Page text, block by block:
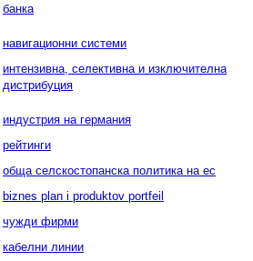
банка
навигационни системи
интензивна, селективна и изключителна
дистрибуция
индустрия на германия
рейтинги
обща селскостопанска политика на ес
biznes plan i produktov portfeil
чужди фирми
кабелни линии